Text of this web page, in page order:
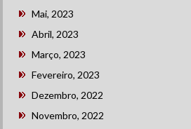
Mai, 2023
Abril, 2023
Março, 2023
Fevereiro, 2023
Dezembro, 2022
Novembro, 2022